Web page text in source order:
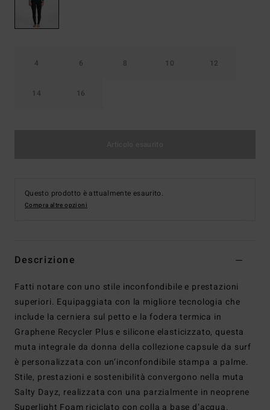
4 6 8 10 12
14 16
Questo prodotto è attualmente esaurito.
Compra altre opzioni
Descrizione
Fatti notare con uno stile inconfondibile e prestazioni
superiori. Equipaggiata con la migliore tecnologia che
include la cerniera sul petto e la fodera termica in
Graphene Recycler Plus e silicone elasticizzato, questa
muta integrale da donna della collezione capsule da surf
è personalizzata con un’inconfondibile stampa a palme.
Stile, prestazioni e sostenibilità convergono nella muta
Salty Dayz, realizzata con una parzialmente in neoprene